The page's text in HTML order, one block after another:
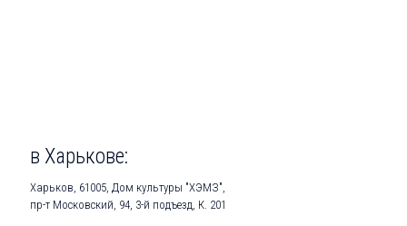
в Харькове:
Харьков, 61005, Дом культуры "ХЭМЗ",
пр-т Московский, 94, 3-й подъезд, К. 201